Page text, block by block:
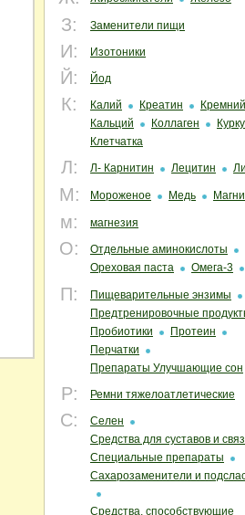
З: Заменители пищи
И: Изотоники
Й: Йод
К: Калий Креатин
Кремний
Кальций
Коллаген
Клетчатка
Л: Л- Карнитин Лецитин
М: Мороженое Медь
м: магнезия
О:
Отдельные аминокислоты
Ореховая паста
Омега-3
П:
Пищеварительные энзимы
Предтренировочные
Пробиотики
Протеин
Перчатки
Препараты Улучшающие сон
Р: Ремни тяжелоатлетические
С:
Селен
Средства для суставов и
Специальные препараты
Сахарозаменители и
Средства, способствующие